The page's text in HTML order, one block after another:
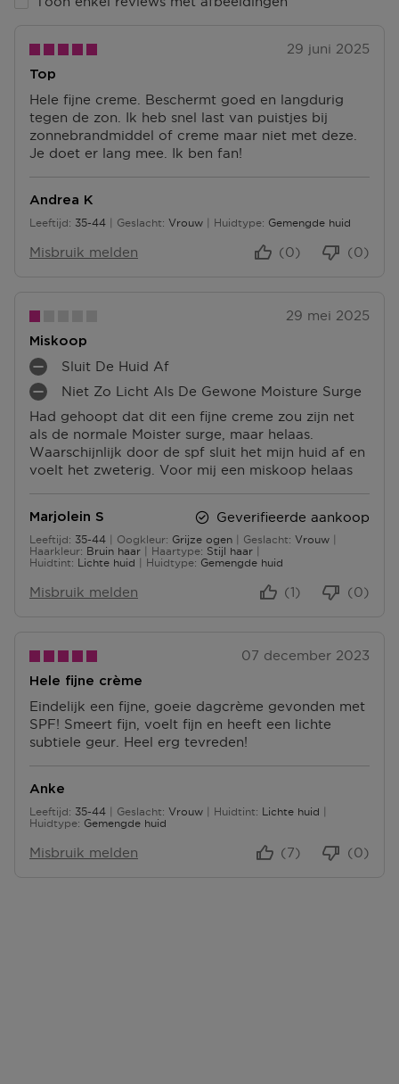
Retourneren
Terugsturen
dagen om deze (gedeeltelijk) terug te sturen of te
herroepen. Na de herroeping heb je dan nog eens 14
dagen de tijd om de producten te retourneren. Om
jouw bestelling te herroepen, kun je contact met ons
opnemen of gebruikmaken van een
Omruilen of terugbrengen in de winkel
Je mag het product ook terugbrengen of omruilen in
een winkel bij jou in de buurt. Hiervoor hoef je geen
retourformulier in te vullen. Neem wel je
Ga naar meer info en FAQ’s over retourneren.
Meer vragen rond bestellen? Die vind je op onze FAQ
pagina.
29 juni 2025
Top
Hele fijne creme. Beschermt goed en langdurig
tegen de zon. Ik heb snel last van puistjes bij
zonnebrandmiddel of creme maar niet met deze.
Je doet er lang mee. Ik ben fan!
Andrea K
Leeftijd
35 tot 4435-44 Geslacht Vrouw Huidtype Gemengde huid
Misbruik melden (0)
(0)
29 mei 2025
Miskoop
Had gehoopt dat dit een fijne creme zou zijn net
als de normale Moister surge, maar helaas.
Waarschijnlijk door de spf sluit het mijn huid af en
voelt het zweterig. Voor mij een miskoop helaas
M
I
N
U
E
N
Sluit De Huid Af
M
I
N
P
U
E
N
Niet Zo Licht Als De Gewone Moisture Surge
Marjolein S
Leeftijd
35 tot 4435-44 Oogkleur Grijze ogen Geslacht
Vrouw
Haarkleur
Bruin haar Haartype
Stijl haar
Huidtint
Lichte huid Huidtype Gemengde huid
Geverifieerde aankoop
Misbruik melden (0)
(1)
07 december 2023
Hele fijne crème
Eindelijk een fijne, goeie dagcrème gevonden met
SPF! Smeert fijn, voelt fijn en heeft een lichte
subtiele geur. Heel erg tevreden!
Anke
Leeftijd
35 tot 4435-44 Geslacht Vrouw Huidtint
Lichte huid
Huidtype
Gemengde huid
Misbruik melden (0)
(7)